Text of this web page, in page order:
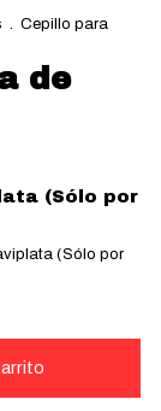
. Cepillo para
de
(Sólo por
(Sólo por